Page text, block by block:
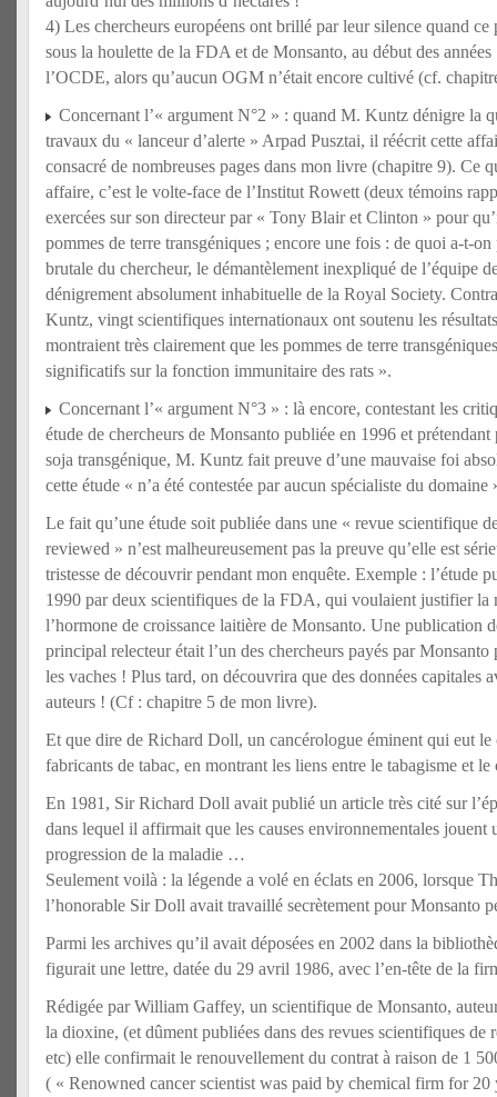
4) Les chercheurs européens ont brillé par leur silence quand
sous la houlette de la FDA et de Monsanto, au début des
l’OCDE, alors qu’aucun OGM n’était encore cultivé (cf.
Concernant l’« argument N°2 » : quand M. Kuntz dénigre la
travaux du « lanceur d’alerte » Arpad Pusztai, il réécrit cette
consacré de nombreuses pages dans mon livre (chapitre 9). Ce
affaire, c’est le volte-face de l’Institut Rowett (deux témoins
exercées sur son directeur par « Tony Blair et Clinton » pour
pommes de terre transgéniques ; encore une fois : de quoi a-t-on
brutale du chercheur, le démantèlement inexpliqué de l’équipe
dénigrement absolument inhabituelle de la Royal Society.
Kuntz, vingt scientifiques internationaux ont soutenu les
montraient très clairement que les pommes de terre
significatifs sur la fonction immunitaire des rats ».
Concernant l’« argument N°3 » : là encore, contestant les
étude de chercheurs de Monsanto publiée en 1996 et
soja transgénique, M. Kuntz fait preuve d’une mauvaise foi
cette étude « n’a été contestée par aucun spécialiste du domaine
Le fait qu’une étude soit publiée dans une « revue scientifique
reviewed » n’est malheureusement pas la preuve qu’elle est
tristesse de découvrir pendant mon enquête. Exemple : l’étude
1990 par deux scientifiques de la FDA, qui voulaient justifier la
l’hormone de croissance laitière de Monsanto. Une publication
principal relecteur était l’un des chercheurs payés par Monsanto
les vaches ! Plus tard, on découvrira que des données capitales
auteurs ! (Cf : chapitre 5 de mon livre).
Et que dire de Richard Doll, un cancérologue éminent qui eut le
fabricants de tabac, en montrant les liens entre le tabagisme et
En 1981, Sir Richard Doll avait publié un article très cité sur
dans lequel il affirmait que les causes environnementales jouent
progression de la maladie …
Seulement voilà : la légende a volé en éclats en 2006, lorsque
l’honorable Sir Doll avait travaillé secrètement pour Monsanto
Parmi les archives qu’il avait déposées en 2002 dans la
figurait une lettre, datée du 29 avril 1986, avec l’en-tête de la
Rédigée par William Gaffey, un scientifique de Monsanto,
la dioxine, (et dûment publiées dans des revues scientifiques de
etc) elle confirmait le renouvellement du contrat à raison de 1
( « Renowned cancer scientist was paid by chemical firm for 20